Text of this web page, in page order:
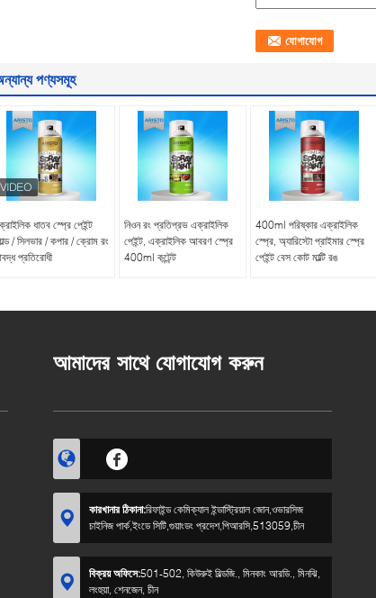
পণ্যসমূহ
ধাতব স্প্রে পেইন্ট
/ সিলভার / কপার / ক্রোম রং
প্রতিরোধী
নিওন রং প্রতিপ্রভ এক্রাইলিক
পেইন্ট, এক্রাইলিক আবরণ স্প্রে
400ml কন্টেন্ট
400ml পরিষ্কার এক্রাইলিক
স্প্রে, অ্যারিস্টো প্রাইমার স্প্রে
পেইন্ট বেস কোট মাল্টি রঙ
আমাদের সাথে যোগাযোগ করুন
কারখানার ঠিকানা:রিফাইন্ড কেমিক্যাল ইন্ডাস্ট্রিয়াল জোন,ওভারসিজ
চাইনিজ পার্ক,ইংডে সিটি,গুয়াংডং প্রদেশ,পিআরসি,513059,চীন
বিক্রয় অফিসে:501-502, কিউরুই বিল্ডজি., মিনকাং আরডি., মিনঝি,
লংহুয়া, শেনজেন, চীন